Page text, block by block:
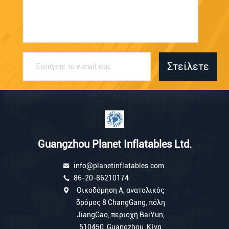
Στείλετε
Guangzhou Planet Inflatables Ltd.
info@planetinflatables.com
86-20-86210174
Οικοδόμηση Α, ανατολικός
δρόμος 8 ChangGang, πόλη
JiangGao, περιοχή BaiYun,
510450, Guangzhou, Κίνα